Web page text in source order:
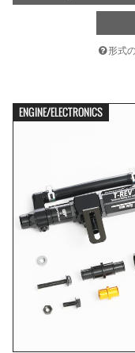
ACCESSORIES
形式
ENGINE/ELECTRONICS